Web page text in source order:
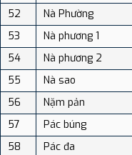
52
Nà Phường
53
Nà phương 1
54
Nà phương 2
55
Nà sao
56
Nặm pản
57
Pác búng
58
Pác đa